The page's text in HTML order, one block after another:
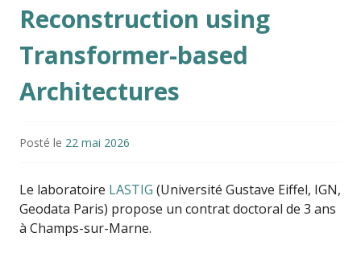
Reconstruction using
Transformer-based
Architectures
Posté le 22 mai 2026
Le laboratoire LASTIG (Université Gustave Eiffel, IGN,
Geodata Paris) propose un contrat doctoral de 3 ans
à Champs-sur-Marne.